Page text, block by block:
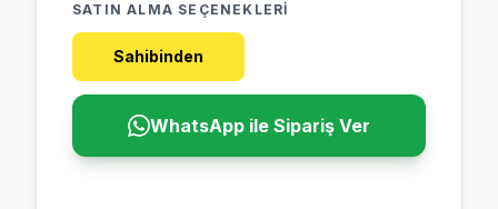
SATIN ALMA SEÇENEKLERI
Sahibinden
WhatsApp ile Sipariş Ver